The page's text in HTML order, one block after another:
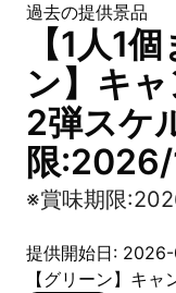
過去の提供景品
【1人1
ン】キ
2弾スケ
限
※賞味期限
提供開始日:
【グリーン】キ